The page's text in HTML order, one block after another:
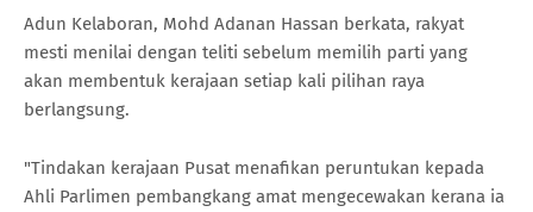
Adun Kelaboran, Mohd Adanan Hassan berkata, rakyat
mesti menilai dengan teliti sebelum memilih parti yang
akan membentuk kerajaan setiap kali pilihan raya
berlangsung.
"Tindakan kerajaan Pusat menafikan peruntukan kepada
Ahli Parlimen pembangkang amat mengecewakan kerana ia